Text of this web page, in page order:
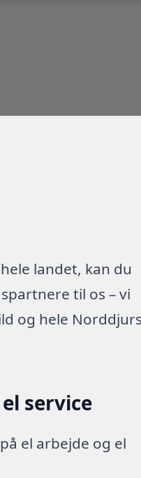
landet, kan du
til os – vi
og hele
service
el arbejde og el